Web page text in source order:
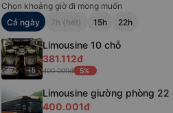
Chọn khoảng giờ đi mong muốn
Cả ngày
7h (hết) 15h 22h
+5
Limousine 10 chỗ
381.112đ
400.000đ 5%
Limousine giường phòng 22
400.001đ